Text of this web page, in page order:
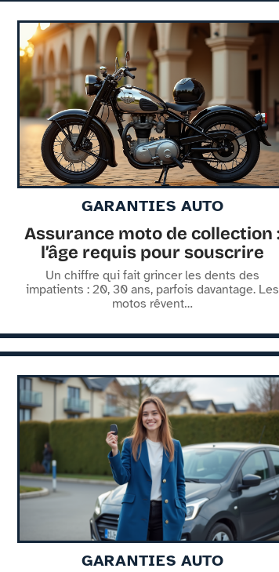
GARANTIES AUTO
Assurance moto de collection
l’âge requis pour souscrire
Un chiffre qui fait grincer les dents des
impatients : 20, 30 ans, parfois davantage. Les
motos rêvent…
GARANTIES AUTO